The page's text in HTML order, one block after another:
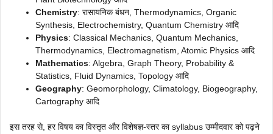
Chemistry: रासायनिक बंधन, Thermodynamics, Organic
Synthesis, Electrochemistry, Quantum Chemistry आदि
Physics: Classical Mechanics, Quantum Mechanics,
Thermodynamics, Electromagnetism, Atomic Physics आदि
Mathematics: Algebra, Graph Theory, Probability &
Statistics, Fluid Dynamics, Topology आदि
Geography: Geomorphology, Climatology, Biogeography,
Cartography आदि
इस तरह से, हर विषय का विस्तृत और विशेषज्ञ-स्तर का syllabus उम्मीदवार को पढ़ने